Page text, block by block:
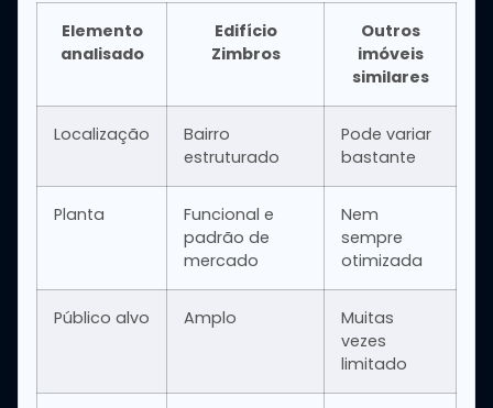
Elemento
analisado
Edifício
Zimbros
Outros
imóveis
similares
Localização
Bairro
estruturado
Pode variar
bastante
Planta
Funcional e
padrão de
mercado
Nem
sempre
otimizada
Público alvo Amplo
Muitas
vezes
limitado